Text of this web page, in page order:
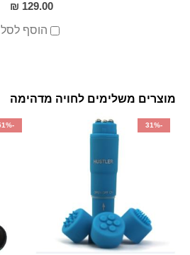
129.00 ₪
הוסף לסל
מוצרים משלימים לחויה מדהימה
-31%
-51%